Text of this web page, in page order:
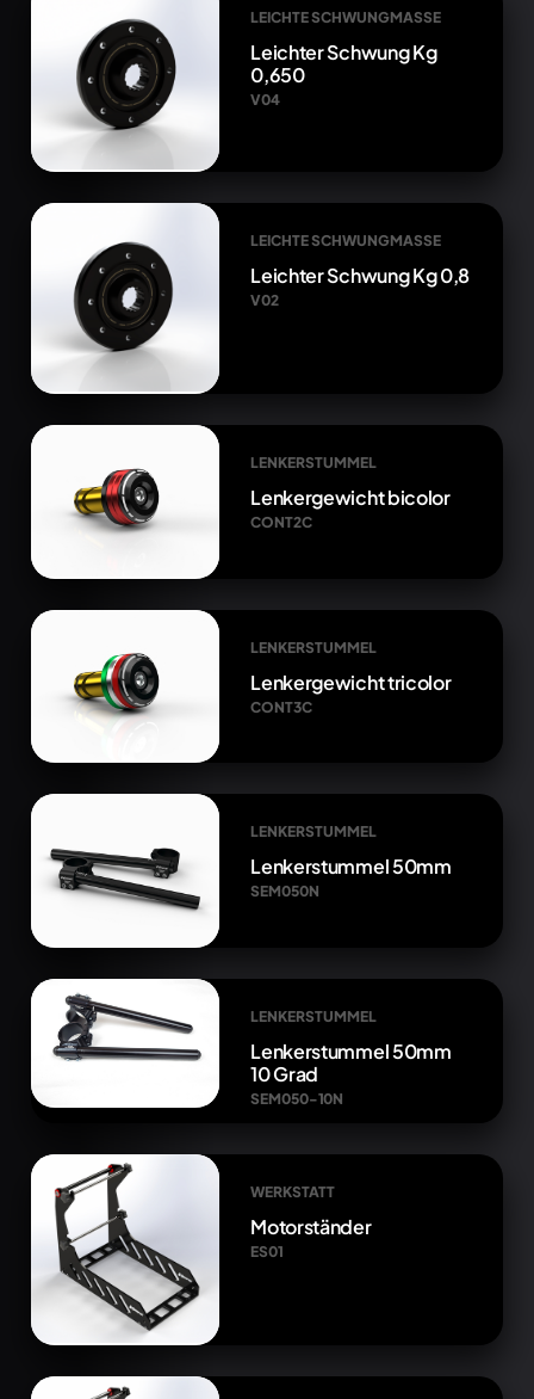
LEICHTE SCHWUNGMASSE
Leichter Schwung Kg
0,650
V04
LEICHTE SCHWUNGMASSE
Leichter Schwung Kg 0,8
V02
LENKERSTUMMEL
Lenkergewicht bicolor
CONT2C
LENKERSTUMMEL
Lenkergewicht tricolor
CONT3C
LENKERSTUMMEL
Lenkerstummel 50mm
SEM050N
LENKERSTUMMEL
Lenkerstummel 50mm
10 Grad
SEM050-10N
WERKSTATT
Motorständer
ES01